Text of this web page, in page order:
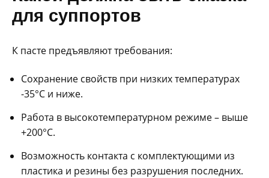
для суппортов
К пасте предъявляют требования:
Сохранение свойств при низких температурах
-35°C и ниже.
Работа в высокотемпературном режиме – выше
+200°C.
Возможность контакта с комплектующими из
пластика и резины без разрушения последних.